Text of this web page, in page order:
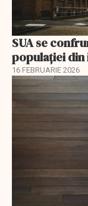
SUA se
populației din
16 FEBRUARIE 2026